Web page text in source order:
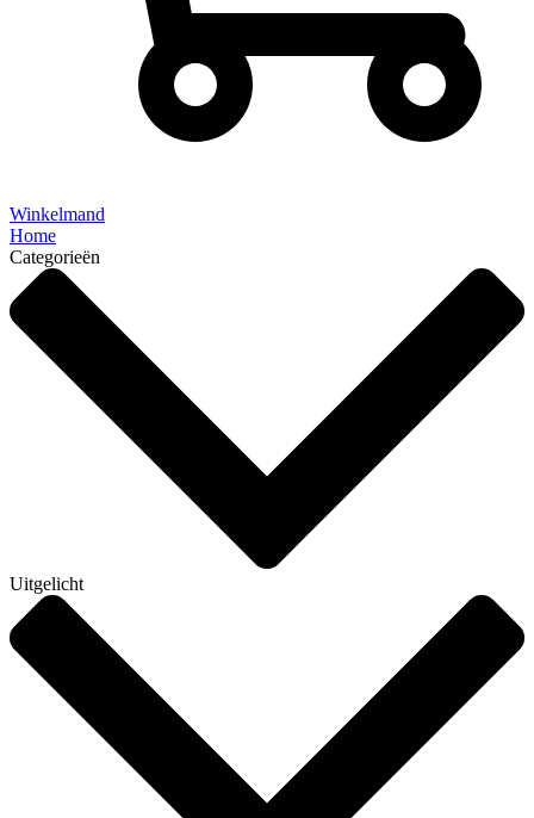
Winkelmand
Home
Categorieën
Uitgelicht